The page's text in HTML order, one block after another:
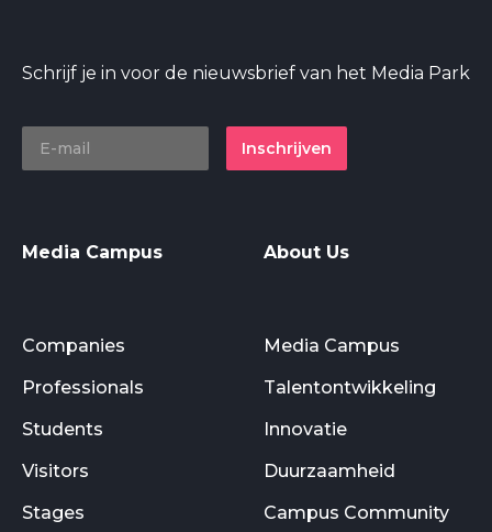
Schrijf je in voor de nieuwsbrief van het Media Park
Inschrijven
Media Campus
Companies
Professionals
Students
Visitors
Stages
About Us
Media Campus
Talentontwikkeling
Innovatie
Duurzaamheid
Campus Community